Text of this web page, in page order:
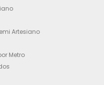
Artesiano
Metro